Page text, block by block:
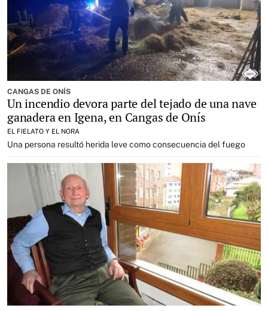
CANGAS DE ONÍS
Un incendio devora parte del tejado de una nave
ganadera en Igena, en Cangas de Onís
EL FIELATO Y EL NORA
Una persona resultó herida leve como consecuencia del fuego